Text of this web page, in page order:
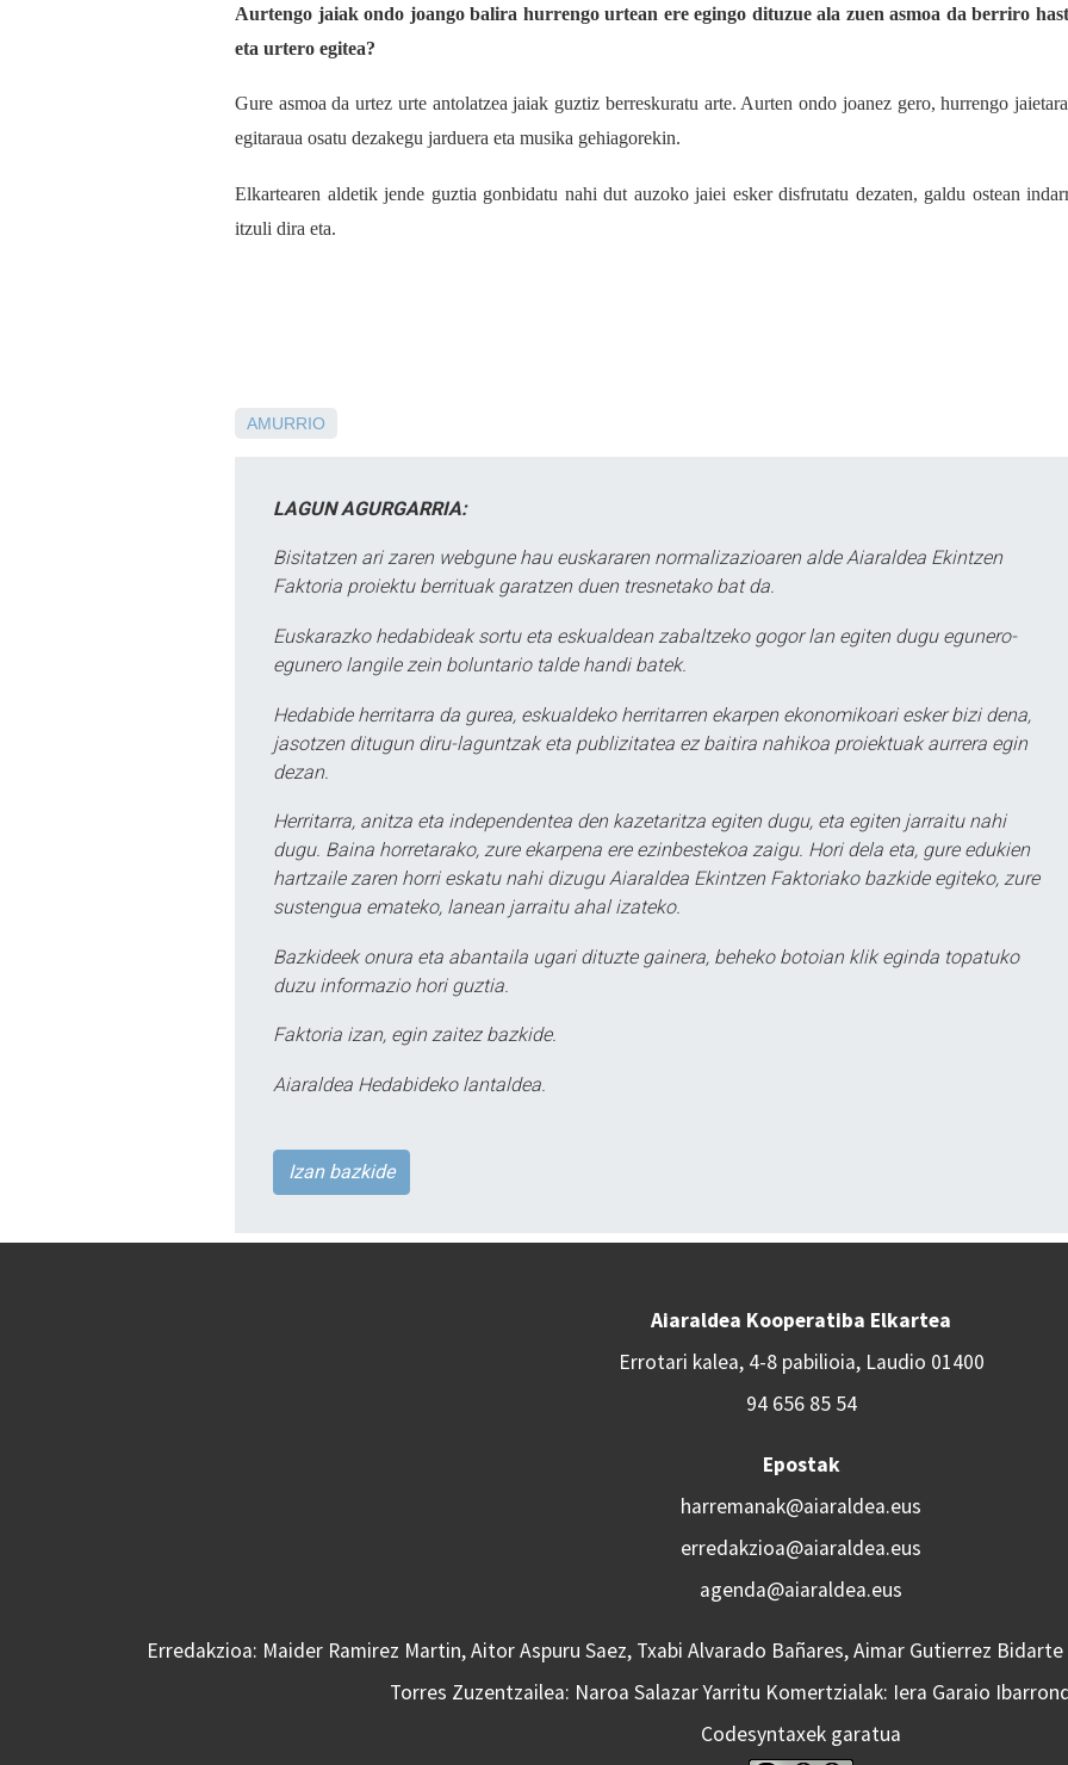
Aurtengo jaiak ondo joango balira hurrengo urtean ere egingo dituzue ala zuen asmoa da berriro
eta urtero egitea?
Gure asmoa da urtez urte antolatzea jaiak guztiz berreskuratu arte. Aurten ondo joanez gero, hurrengo
egitaraua osatu dezakegu jarduera eta musika gehiagorekin.
Elkartearen aldetik jende guztia gonbidatu nahi dut auzoko jaiei esker disfrutatu dezaten, galdu ostean
itzuli dira eta.
AMURRIO
LAGUN AGURGARRIA:
Bisitatzen ari zaren webgune hau euskararen normalizazioaren alde Aiaraldea Ekintzen
Faktoria proiektu berrituak garatzen duen tresnetako bat da.
Euskarazko hedabideak sortu eta eskualdean zabaltzeko gogor lan egiten dugu egunero-
egunero langile zein boluntario talde handi batek.
Hedabide herritarra da gurea, eskualdeko herritarren ekarpen ekonomikoari esker bizi dena,
jasotzen ditugun diru-laguntzak eta publizitatea ez baitira nahikoa proiektuak aurrera egin
dezan.
Herritarra, anitza eta independentea den kazetaritza egiten dugu, eta egiten jarraitu nahi
dugu. Baina horretarako, zure ekarpena ere ezinbestekoa zaigu. Hori dela eta, gure edukien
hartzaile zaren horri eskatu nahi dizugu Aiaraldea Ekintzen Faktoriako bazkide egiteko, zure
sustengua emateko, lanean jarraitu ahal izateko.
Bazkideek onura eta abantaila ugari dituzte gainera, beheko botoian klik eginda topatuko
duzu informazio hori guztia.
Faktoria izan, egin zaitez bazkide.
Aiaraldea Hedabideko lantaldea.
Izan bazkide
Aiaraldea Kooperatiba Elkartea
Errotari kalea, 4-8 pabilioia, Laudio 01400
94 656 85 54
Epostak
harremanak@aiaraldea.eus
erredakzioa@aiaraldea.eus
agenda@aiaraldea.eus
Erredakzioa: Maider Ramirez Martin, Aitor Aspuru Saez, Txabi Alvarado Bañares, Aimar Gutierrez
Torres Zuzentzailea: Naroa Salazar Yarritu Komertzialak: Iera Garaio
Codesyntaxek garatua